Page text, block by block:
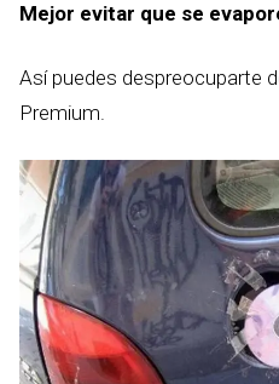
Mejor evitar que se
Así puedes despreocuparte
Premium.